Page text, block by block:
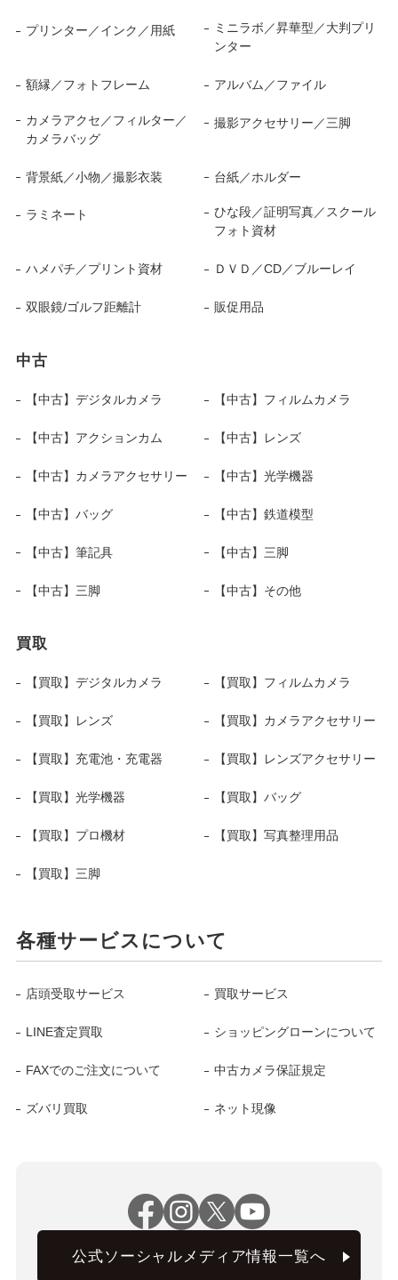
プリンター／インク／用紙
ミニラボ／昇華型／大判プリ
ンター
額縁／フォトフレーム アルバム／ファイル
カメラアクセ／フィルター／
カメラバッグ
撮影アクセサリー／三脚
背景紙／小物／撮影衣装 台紙／ホルダー
ラミネート
ひな段／証明写真／スクール
フォト資材
ハメパチ／プリント資材 ＤＶＤ／CD／ブルーレイ
双眼鏡/ゴルフ距離計 販促用品
中古
【中古】デジタルカメラ 【中古】フィルムカメラ
【中古】アクションカム 【中古】レンズ
【中古】カメラアクセサリー 【中古】光学機器
【中古】バッグ 【中古】鉄道模型
【中古】筆記具 【中古】三脚
【中古】三脚 【中古】その他
買取
【買取】デジタルカメラ 【買取】フィルムカメラ
【買取】レンズ 【買取】カメラアクセサリー
【買取】充電池・充電器 【買取】レンズアクセサリー
【買取】光学機器 【買取】バッグ
【買取】プロ機材 【買取】写真整理用品
【買取】三脚
各種サービスについて
店頭受取サービス 買取サービス
LINE査定買取 ショッピングローンについて
FAXでのご注文について 中古カメラ保証規定
ズバリ買取 ネット現像
公式ソーシャルメディア情報一覧へ